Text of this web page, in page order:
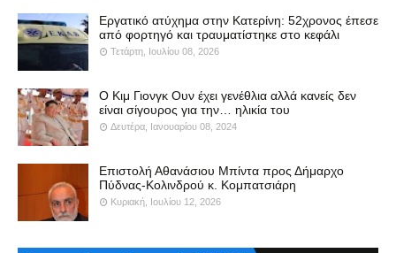
Εργατικό ατύχημα στην Κατερίνη: 52χρονος έπεσε
από φορτηγό και τραυματίστηκε στο κεφάλι
Τετάρτη, Ιουλίου 08, 2026
Ο Κιμ Γιονγκ Ουν έχει γενέθλια αλλά κανείς δεν
είναι σίγουρος για την… ηλικία του
Δευτέρα, Ιανουαρίου 08, 2024
Επιστολή Αθανάσιου Μπίντα προς Δήμαρχο
Πύδνας-Κολινδρού κ. Κομπατσιάρη
Κυριακή, Ιουλίου 12, 2026